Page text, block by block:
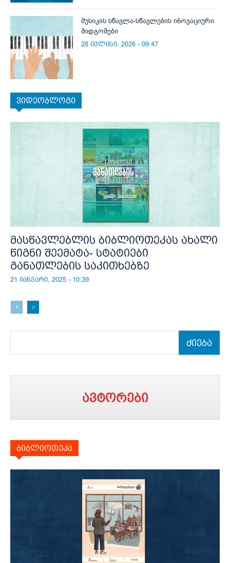
მუსიკის სწავლა-სწავლების ინოვაციური
მიდგომები
28 ივლისი, 2026 - 09:47
ვიდეობლოგი
მასწავლებლის ბიბლიოთეკას ახალი
წიგნი შეემატა- სტატიები
განათლების საკითხებზე
21 იანვარი, 2025 - 10:39
ძიება
ავტორები
ბიბლიოთეკა